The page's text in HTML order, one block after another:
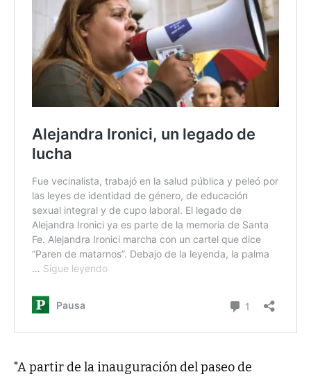
"A partir de la inauguración del paseo de